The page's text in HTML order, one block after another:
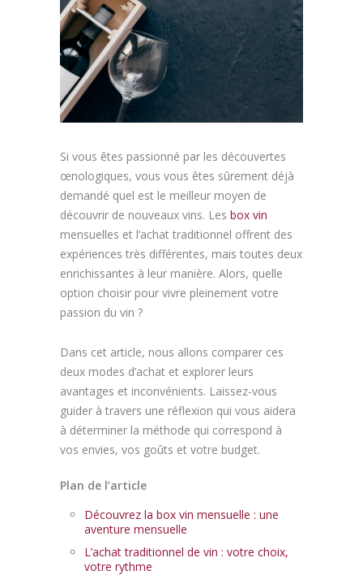
Article
Aliments
Europe
Contact
Si vous êtes passionné par les découvertes
œnologiques, vous vous êtes sûrement déjà
demandé quel est le meilleur moyen de
découvrir de nouveaux vins. Les box vin
mensuelles et l’achat traditionnel offrent des
expériences très différentes, mais toutes deux
enrichissantes à leur manière. Alors, quelle
option choisir pour vivre pleinement votre
passion du vin ?
Dans cet article, nous allons comparer ces
deux modes d’achat et explorer leurs
avantages et inconvénients. Laissez-vous
guider à travers une réflexion qui vous aidera
à déterminer la méthode qui correspond à
vos envies, vos goûts et votre budget.
Plan de l’article
Découvrez la box vin mensuelle : une
aventure mensuelle
L’achat traditionnel de vin : votre choix,
votre rythme